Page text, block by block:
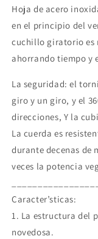
Hoja de acero
en el principio del
cuchillo giratorio es
ahorrando tiempo y
La seguridad: el
giro y un giro, y el
direcciones, Y la
La cuerda es
durante decenas de
veces la potencia
Caracter’sticas:
1. La estructura del
novedosa.
sin
Agrega
2 En tu
Paga
débito
¿Tienes